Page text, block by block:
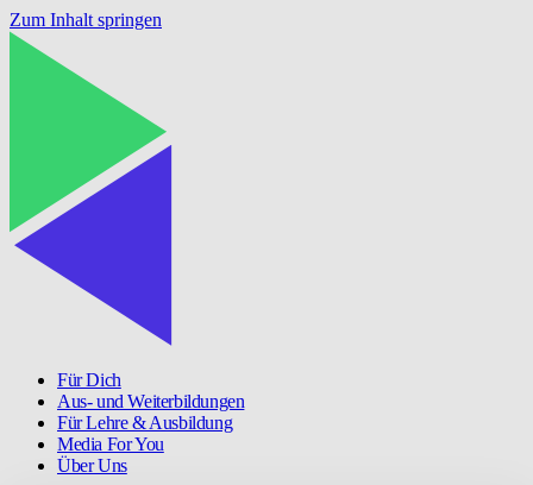
Zum Inhalt springen
Für Dich
Aus- und Weiterbildungen
Für Lehre & Ausbildung
Media For You
Über Uns